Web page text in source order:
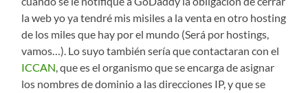
la web yo ya tendré mis misiles a la venta en otro hosting
de los miles que hay por el mundo (Será por hostings,
vamos…). Lo suyo también sería que contactaran con el
ICCAN, que es el organismo que se encarga de asignar
los nombres de dominio a las direcciones IP, y que se